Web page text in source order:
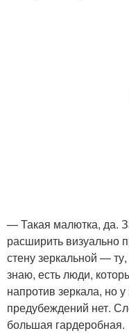
— Такая малютка, да.
расширить визуально
стену зеркальной —
знаю, есть люди,
напротив зеркала, но у
предубеждений нет.
большая гардеробная.